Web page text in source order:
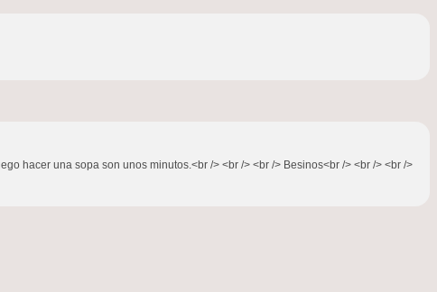
hacer una sopa son unos minutos.<br /> <br /> <br /> Besinos<br /> <br /> <br />